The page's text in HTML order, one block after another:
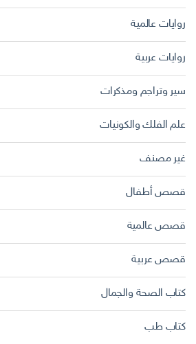
روايات عالمية
روايات عربية
سير وتراجم ومذكرات
علم الفلك والكونيات
غير مصنف
قصص أطفال
قصص عالمية
قصص عربية
كتاب الصحة والجمال
كتاب طب